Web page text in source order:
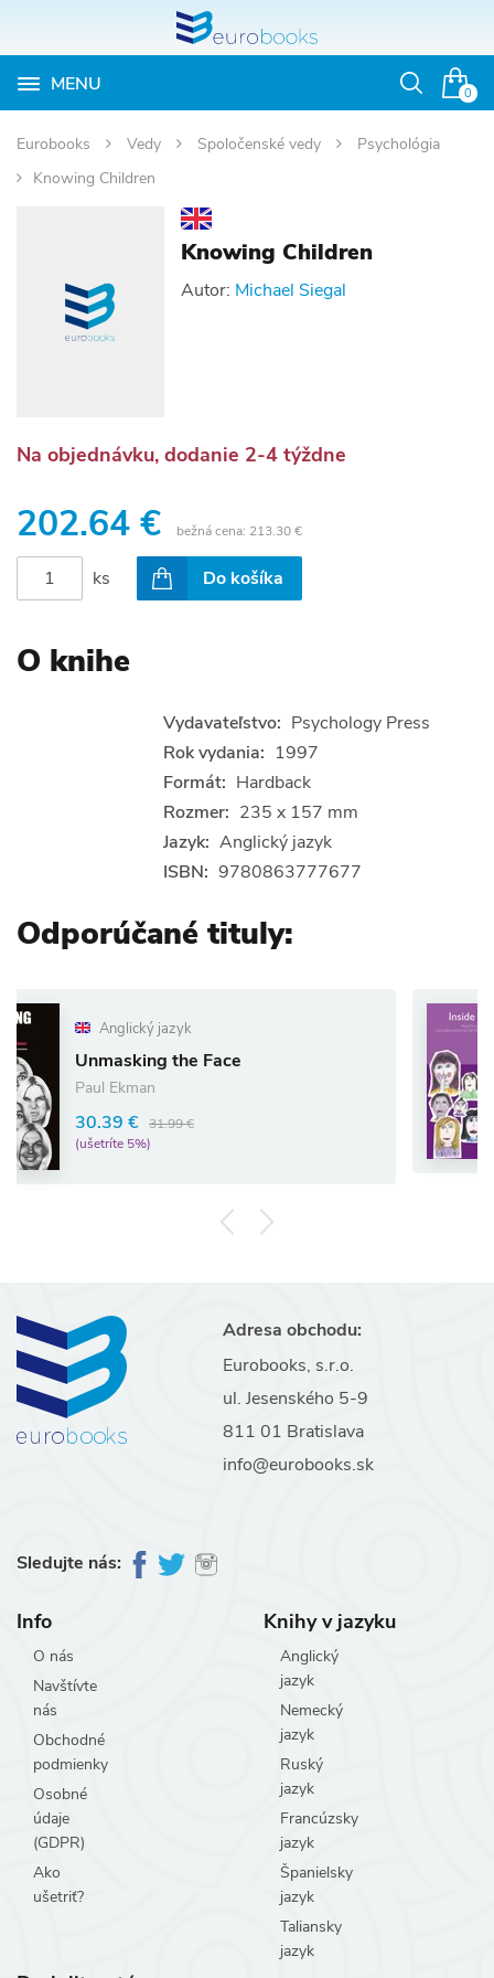
0
MENU
Otvoriť
Eurobooks Vedy Spoločenské vedy
Psychológia
Knowing Children
Knowing Children
Autor: Michael Siegal
Na objednávku, dodanie 2-4 týždne
202.64 € bežná cena: 213.30 €
ks Do košíka
O knihe
Vydavateľstvo: Psychology Press
Rok vydania: 1997
Formát: Hardback
Rozmer: 235 x 157 mm
Jazyk: Anglický jazyk
ISBN: 9780863777677
Odporúčané tituly:
jazyk
the Face
€ 31.99 €
5%)
Inside
Louise
41.80
(ušetríte
Adresa obchodu:
Eurobooks, s.r.o.
ul. Jesenského 5-9
811 01 Bratislava
info@eurobooks.sk
Sledujte nás:
Info
O nás
Navštívte
nás
Obchodné
podmienky
Osobné
údaje
(GDPR)
Ako
ušetriť?
Knihy v jazyku
Anglický
jazyk
Nemecký
jazyk
Ruský
jazyk
Francúzsky
jazyk
Španielsky
jazyk
Taliansky
jazyk